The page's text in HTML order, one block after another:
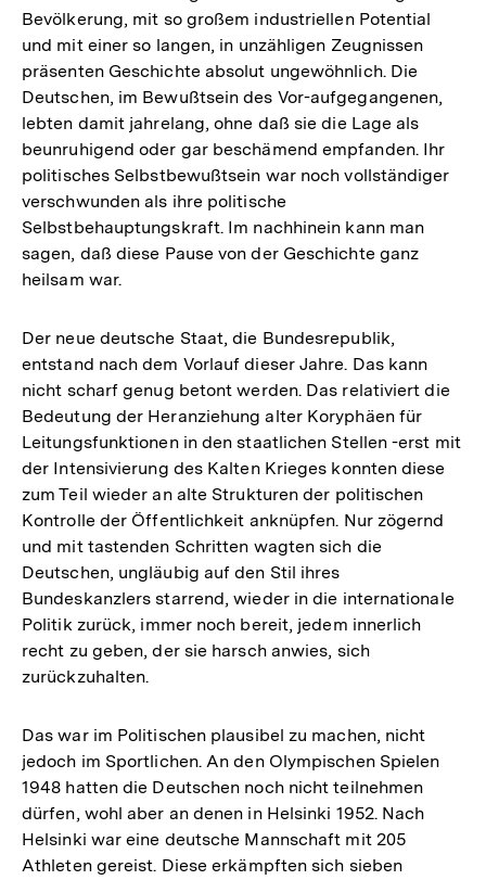
Bevölkerung, mit so großem industriellen Potential
und mit einer so langen, in unzähligen Zeugnissen
präsenten Geschichte absolut ungewöhnlich. Die
Deutschen, im Bewußtsein des Vor-aufgegangenen,
lebten damit jahrelang, ohne daß sie die Lage als
beunruhigend oder gar beschämend empfanden. Ihr
politisches Selbstbewußtsein war noch vollständiger
verschwunden als ihre politische
Selbstbehauptungskraft. Im nachhinein kann man
sagen, daß diese Pause von der Geschichte ganz
heilsam war.
Der neue deutsche Staat, die Bundesrepublik,
entstand nach dem Vorlauf dieser Jahre. Das kann
nicht scharf genug betont werden. Das relativiert die
Bedeutung der Heranziehung alter Koryphäen für
Leitungsfunktionen in den staatlichen Stellen -erst mit
der Intensivierung des Kalten Krieges konnten diese
zum Teil wieder an alte Strukturen der politischen
Kontrolle der Öffentlichkeit anknüpfen. Nur zögernd
und mit tastenden Schritten wagten sich die
Deutschen, ungläubig auf den Stil ihres
Bundeskanzlers starrend, wieder in die internationale
Politik zurück, immer noch bereit, jedem innerlich
recht zu geben, der sie harsch anwies, sich
zurückzuhalten.
Das war im Politischen plausibel zu machen, nicht
jedoch im Sportlichen. An den Olympischen Spielen
1948 hatten die Deutschen noch nicht teilnehmen
dürfen, wohl aber an denen in Helsinki 1952. Nach
Helsinki war eine deutsche Mannschaft mit 205
Athleten gereist. Diese erkämpften sich sieben